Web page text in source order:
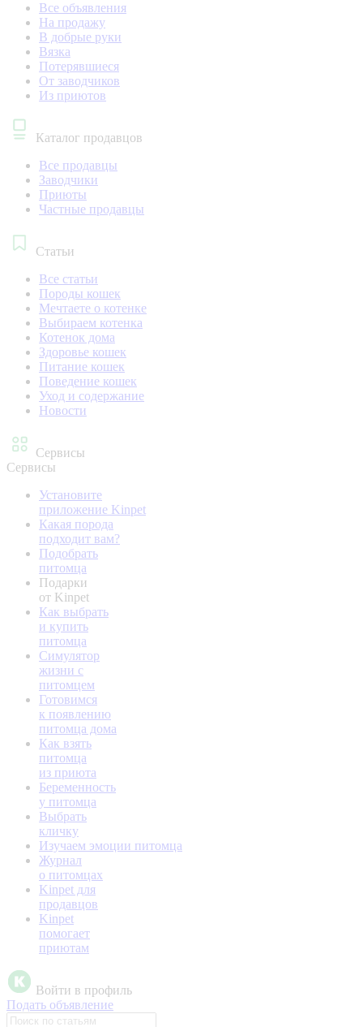
Все объявления
На продажу
В добрые руки
Вязка
Потерявшиеся
От заводчиков
Из приютов
Каталог продавцов
Все продавцы
Заводчики
Приюты
Частные продавцы
Статьи
Все статьи
Породы кошек
Мечтаете о котенке
Выбираем котенка
Котенок дома
Здоровье кошек
Питание кошек
Поведение кошек
Уход и содержание
Новости
Сервисы
Сервисы
Установите
приложение Kinpet
Какая порода
подходит вам?
Подобрать
питомца
Подарки
от Kinpet
Как выбрать
и купить
питомца
Симулятор
жизни с
питомцем
Готовимся
к появлению
питомца дома
Как взять
питомца
из приюта
Беременность
у питомца
Выбрать
кличку
Изучаем эмоции питомца
Журнал
о питомцах
Kinpet для
продавцов
Kinpet
помогает
приютам
Войти в профиль
Подать объявление